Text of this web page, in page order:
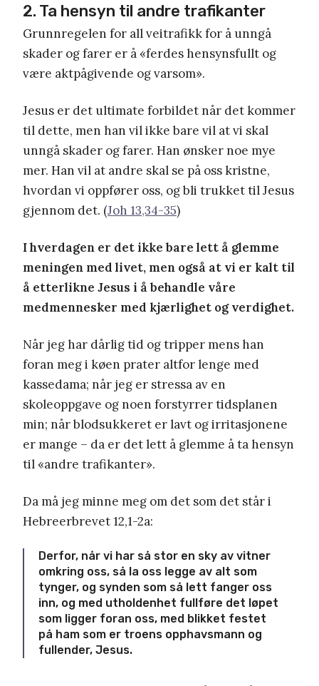
2. Ta hensyn til andre trafikanter
Grunnregelen for all veitrafikk for å unngå
skader og farer er å «ferdes hensynsfullt og
være aktpågivende og varsom».
Jesus er det ultimate forbildet når det kommer
til dette, men han vil ikke bare vil at vi skal
unngå skader og farer. Han ønsker noe mye
mer. Han vil at andre skal se på oss kristne,
hvordan vi oppfører oss, og bli trukket til Jesus
gjennom det. (Joh 13,34-35)
I hverdagen er det ikke bare lett å glemme
meningen med livet, men også at vi er kalt til
å etterlikne Jesus i å behandle våre
medmennesker med kjærlighet og verdighet.
Når jeg har dårlig tid og tripper mens han
foran meg i køen prater altfor lenge med
kassedama; når jeg er stressa av en
skoleoppgave og noen forstyrrer tidsplanen
min; når blodsukkeret er lavt og irritasjonene
er mange – da er det lett å glemme å ta hensyn
til «andre trafikanter».
Da må jeg minne meg om det som det står i
Hebreerbrevet 12,1-2a:
Derfor, når vi har så stor en sky av vitner
omkring oss, så la oss legge av alt som
tynger, og synden som så lett fanger oss
inn, og med utholdenhet fullføre det løpet
som ligger foran oss, med blikket festet
på ham som er troens opphavsmann og
fullender, Jesus.